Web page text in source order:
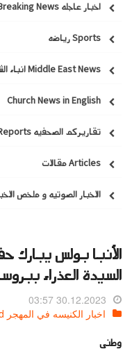
اخبار عاجله Breaking News
Sports رياضه
Middle East News انباء الشرق الاوسط
Church News in English
تقاريركم الصحفيه Your Reports
Articles مقالات
الاخبار الصوتيه و ملخص
الأنبا بولس يبارك
السيدة العذراء
30.12.2023 03:57
اخبار الكنيسه في المهجر Church News in Immigration Land
وطنى